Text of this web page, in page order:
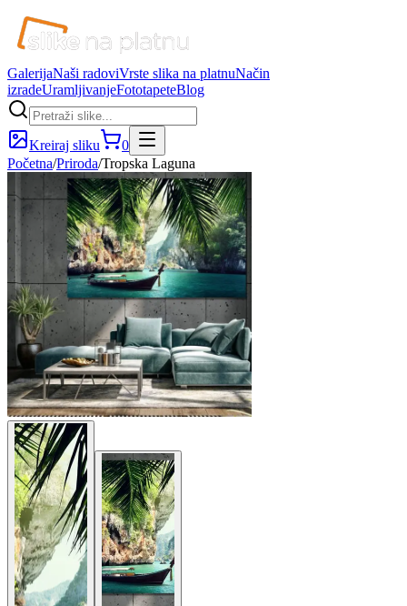
GalerijaNaši radoviVrste slika na platnuNačin
izradeUramljivanjeFototapeteBlog
Kreiraj sliku
0
Početna/Priroda/Tropska Laguna